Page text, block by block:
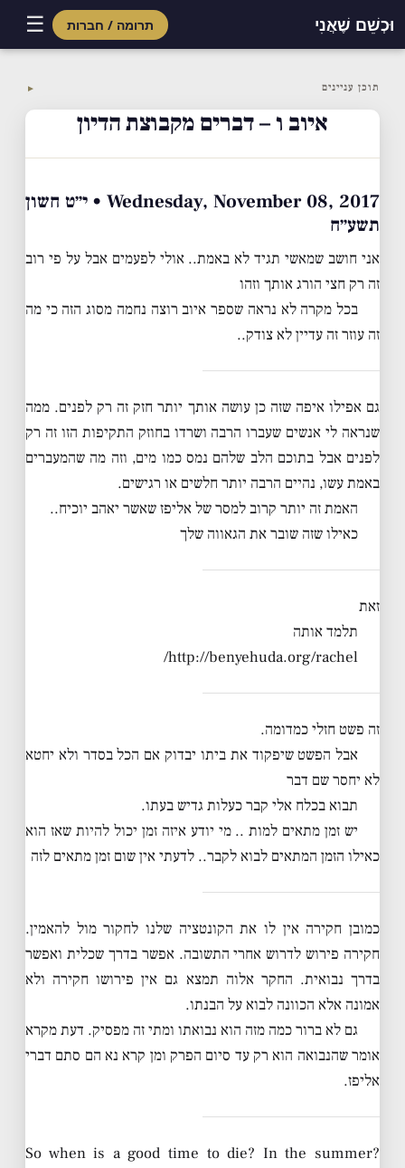
וּכְשֵׁם שֶׁאֲנִי תרומה / חברות ☰
content
תוכן עניינים ▼
איוב ו – דברים מקבוצת הדיון
Wednesday, November 08, 2017 • י״ט חשון
תשע״ח
אני חושב שמאשי תגיד לא באמת.. אולי לפעמים אבל על פי רוב
זה רק חצי הורג אותך וזהו
בכל מקרה לא נראה שספר איוב רוצה נחמה מסוג הזה כי מה
זה עוזר זה עדיין לא צודק..
גם אפילו איפה שזה כן עושה אותך יותר חזק זה רק לפנים. ממה
שנראה לי אנשים שעברו הרבה ושרדו בחוזק התקיפות הזו זה רק
לפנים אבל בתוכם הלב שלהם נמס כמו מים, וזה מה שהמעברים
באמת עשו, נהיים הרבה יותר חלשים או רגישים.
האמת זה יותר קרוב למסר של אליפז שאשר יאהב יוכיח..
כאילו שזה שובר את הגאווה שלך
זאת
תלמד אותה
http://benyehuda.org/rachel/
זה פשט חזלי כמדומה.
אבל הפשט שיפקוד את ביתו יבדוק אם הכל בסדר ולא יחטא
לא יחסר שם דבר
תבוא בכלח אלי קבר כעלות גדיש בעתו.
יש זמן מתאים למות .. מי יודע איזה זמן יכול להיות שאז הוא
כאילו הזמן המתאים לבוא לקבר.. לדעתי אין שום זמן מתאים לזה
כמובן חקירה אין לו את הקונטציה שלנו לחקור מול להאמין.
חקירה פירוש לדרוש אחרי התשובה. אפשר בדרך שכלית ואפשר
בדרך נבואית. החקר אלוה תמצא גם אין פירושו חקירה ולא
אמונה אלא הכוונה לבוא על הבנתו.
גם לא ברור כמה מזה הוא נבואתו ומתי זה מפסיק. דעת מקרא
אומר שהנבואה הוא רק עד סיום הפרק ומן קרא נא הם סתם דברי
אליפז.
So when is a good time to die? In the summer?